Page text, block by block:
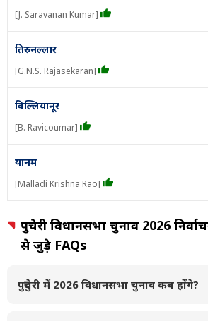
[J. Saravanan Kumar]
तिरुनल्लार
[G.N.S. Rajasekaran]
विल्लियानूर
[B. Ravicoumar]
यानम
[Malladi Krishna Rao]
पुदुचेरी विधानसभा चुनाव 2026
से जुड़े FAQs
पुदुचेरी में 2026 विधानसभा चुनाव कब होंगे?